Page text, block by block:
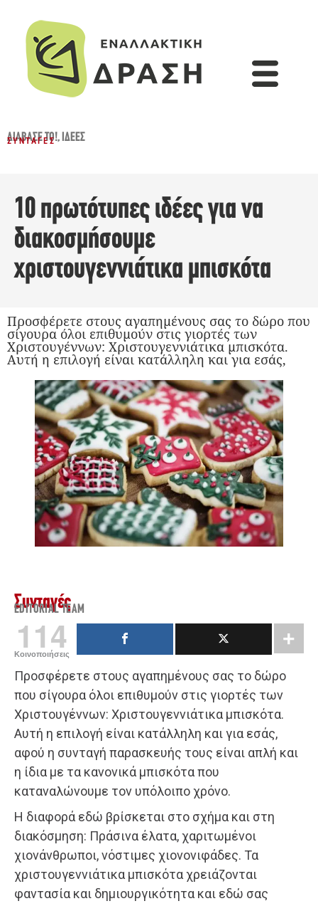
ΔΙΆΒΑΣΈ ΤΟ!,ΙΔΈΕΣ
ΣΥΝΤΑΓΈΣ
10 πρωτότυπες ιδέες για να
διακοσμήσουμε
χριστουγεννιάτικα μπισκότα
Προσφέρετε στους αγαπημένους σας το δώρο που
σίγουρα όλοι επιθυμούν στις γιορτές των
Χριστουγέννων: Χριστουγεννιάτικα μπισκότα.
Αυτή η επιλογή είναι κατάλληλη και για εσάς,
Συνταγές
EDITORIAL TEAM
114
Κοινοποιήσεις
Προσφέρετε στους αγαπημένους σας το δώρο
που σίγουρα όλοι επιθυμούν στις γιορτές των
Χριστουγέννων: Χριστουγεννιάτικα μπισκότα.
Αυτή η επιλογή είναι κατάλληλη και για εσάς,
αφού η συνταγή παρασκευής τους είναι απλή και
η ίδια με τα κανονικά μπισκότα που
καταναλώνουμε τον υπόλοιπο χρόνο.
Η διαφορά εδώ βρίσκεται στο σχήμα και στη
διακόσμηση: Πράσινα έλατα, χαριτωμένοι
χιονάνθρωποι, νόστιμες χιονονιφάδες. Τα
χριστουγεννιάτικα μπισκότα χρειάζονται
φαντασία και δημιουργικότητα και εδώ σας